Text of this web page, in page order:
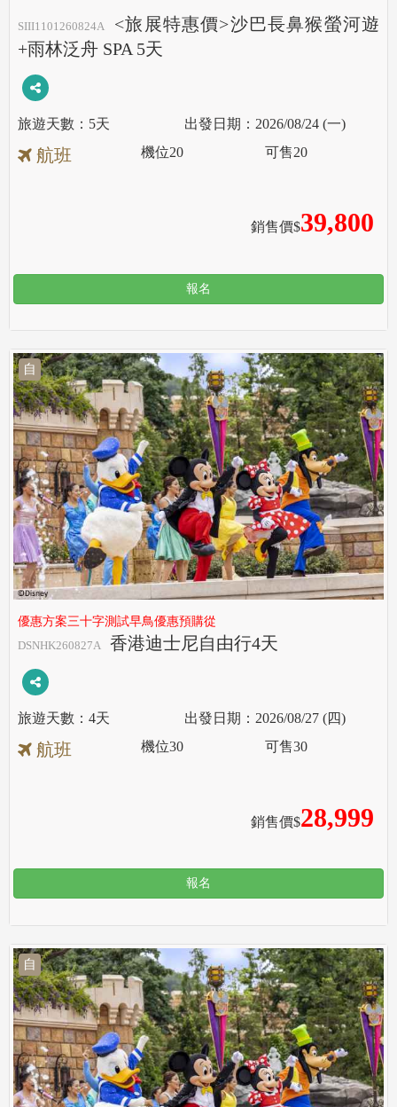
SIII1101260824A
<旅展特惠價>沙巴長鼻猴螢河遊
+雨林泛舟 SPA 5天
5天 2026/08/24 (一)
航班
銷售價$39,800
機位20 可售20
報名
自
優惠方案三十字測試早鳥優惠預購從
DSNHK260827A
香港迪士尼自由行4天
4天 2026/08/27 (四)
航班
銷售價$28,999
機位30 可售30
報名
自